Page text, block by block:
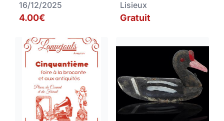
16/12/2025
4.00€
Lisieux
Gratuit